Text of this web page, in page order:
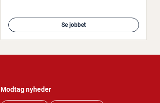
Se jobbet
Modtag nyheder